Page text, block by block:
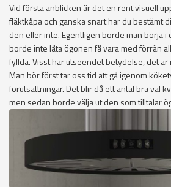
Vid första anblicken är det en rent visuell
fläktkåpa och ganska snart har du bestämt
den eller inte. Egentligen borde man börja i
borde inte låta ögonen få vara med förrän
fyllda. Visst har utseendet betydelse, det är
Man bör först tar oss tid att gå igenom
förutsättningar. Det blir då ett antal bra val
men sedan borde välja ut den som tilltalar